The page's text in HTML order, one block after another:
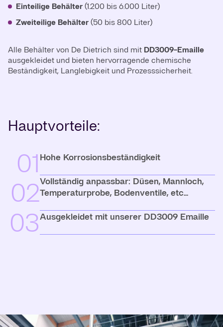
Einteilige Behälter(1.200 bis 6.000 Liter)
Zweiteilige Behälter(50 bis 800 Liter)
Alle Behälter von De Dietrich sind mit DD3009-Emaille
ausgekleidet und bieten hervorragende chemische
Beständigkeit, Langlebigkeit und Prozesssicherheit.
Hauptvorteile:
01 Hohe Korrosionsbeständigkeit
02Vollständig anpassbar: Düsen, Mannloch,
Temperaturprobe, Bodenventile, etc...
03Ausgekleidet mit unserer DD3009 Emaille